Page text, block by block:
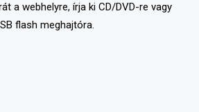
a webhelyre, írja ki CD/DVD-re vagy
flash meghajtóra.